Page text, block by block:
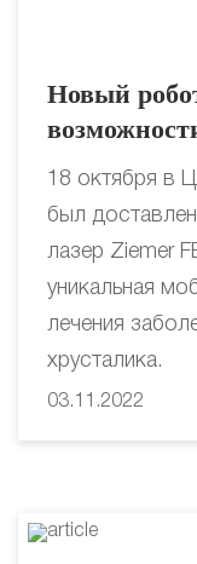
Новый
18 октября в
был
лазер Ziemer
уникальная
лечения
хрусталика.
03.11.2022